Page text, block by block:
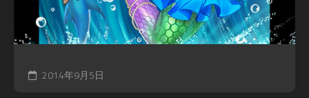
2014年9月5日